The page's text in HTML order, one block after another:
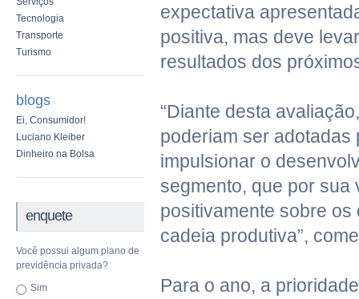
Tecnologia
Transporte
Turismo
blogs
Ei, Consumidor!
Luciano Kleiber
Dinheiro na Bolsa
enquete
Você possui algum plano de
previdência privada?
Sim
expectativa
positiva, mas deve
resultados dos
“Diante desta
poderiam ser adotadas
impulsionar o
segmento, que por sua
positivamente sobre os
cadeia produtiva”,
Para o ano, a